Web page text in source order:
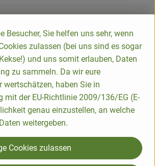
Besucher, Sie helfen uns sehr, wenn
zulassen (bei uns sind es sogar
und uns somit erlauben, Daten
zu sammeln. Da wir eure
wertschätzen, haben Sie in
mit der EU-Richtlinie 2009/136/EG (E-
genau einzustellen, an welche
weitergeben.
Cookies zulassen